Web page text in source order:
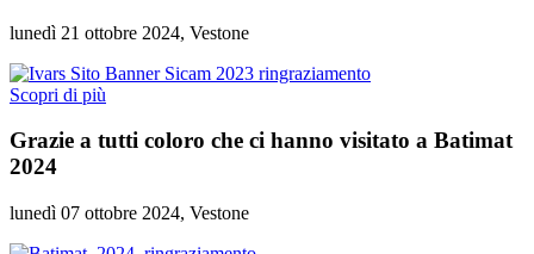
lunedì 21 ottobre 2024, Vestone
Scopri di più
Grazie a tutti coloro che ci hanno visitato a Batimat
2024
lunedì 07 ottobre 2024, Vestone